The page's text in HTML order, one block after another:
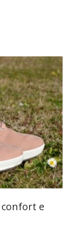
confort e